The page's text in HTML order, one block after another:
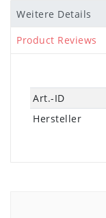
Weitere Details
Product Reviews
Technisches
Merkmal
Wert
Art.-ID
Hersteller